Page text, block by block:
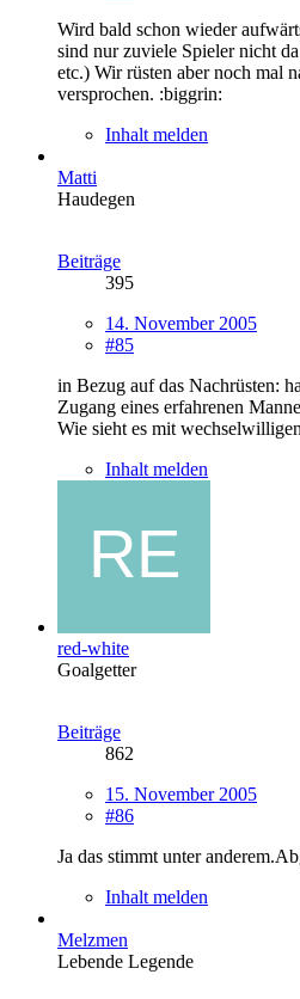
Wird bald schon wieder
sind nur zuviele Spieler nicht
etc.) Wir rüsten aber noch mal
versprochen. :biggrin:
Inhalt melden
Matti
Haudegen
Beiträge
395
14. November 2005
#85
in Bezug auf das Nachrüsten:
Zugang eines erfahrenen
Wie sieht es mit
Inhalt melden
red-white
Goalgetter
Beiträge
862
15. November 2005
#86
Ja das stimmt unter
Inhalt melden
Melzmen
Lebende Legende